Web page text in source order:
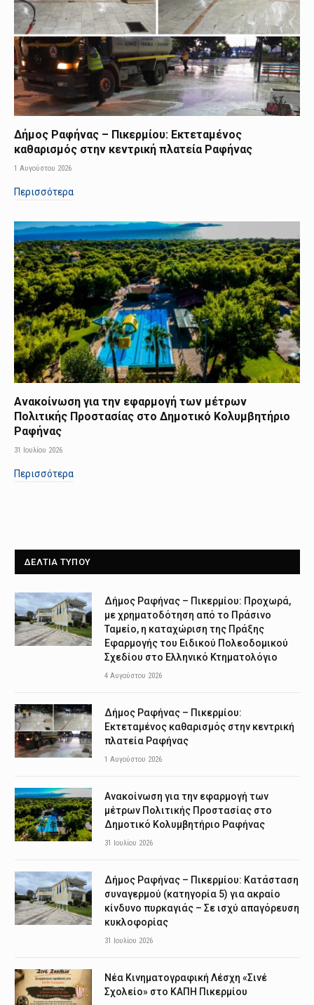
Δήμος Ραφήνας – Πικερμίου: Εκτεταμένος
καθαρισμός στην κεντρική πλατεία Ραφήνας
1 Αυγούστου 2026
Περισσότερα
Ανακοίνωση για την εφαρμογή των μέτρων
Πολιτικής Προστασίας στο Δημοτικό Κολυμβητήριο
Ραφήνας
31 Ιουλίου 2026
Περισσότερα
ΔΕΛΤΙΑ ΤΥΠΟΥ
Δήμος Ραφήνας – Πικερμίου: Προχωρά,
με χρηματοδότηση από το Πράσινο
Ταμείο, η καταχώριση της Πράξης
Εφαρμογής του Ειδικού Πολεοδομικού
Σχεδίου στο Ελληνικό Κτηματολόγιο
4 Αυγούστου 2026
Δήμος Ραφήνας – Πικερμίου:
Εκτεταμένος καθαρισμός στην κεντρική
πλατεία Ραφήνας
1 Αυγούστου 2026
Ανακοίνωση για την εφαρμογή των
μέτρων Πολιτικής Προστασίας στο
Δημοτικό Κολυμβητήριο Ραφήνας
31 Ιουλίου 2026
Δήμος Ραφήνας – Πικερμίου: Κατάσταση
συναγερμού (κατηγορία 5) για ακραίο
κίνδυνο πυρκαγιάς – Σε ισχύ απαγόρευση
κυκλοφορίας
31 Ιουλίου 2026
Νέα Κινηματογραφική Λέσχη «Σινέ
Σχολείο» στο ΚΑΠΗ Πικερμίου